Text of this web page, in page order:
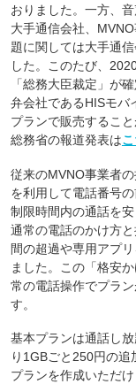
おりました。一方、
大手通信会社、
題に関しては大手通
した。このたび、
「総務大臣裁定」が
弁会社であるHISモバ
プランで販売するこ
総務省の報道発表は
従来のMVNO事業者
を利用して電話番号
制限時間内の通話を
通常の電話のかけ方
間の超過や専用アプ
ました。この「格安
常の電話操作でプラ
す。
基本プランは通話し
り1GBごと250円の
プランを作成いただ